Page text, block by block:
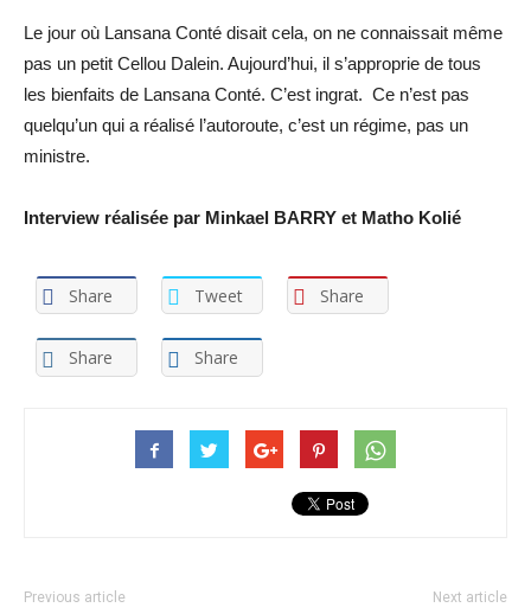
Le jour où Lansana Conté disait cela, on ne connaissait même
pas un petit Cellou Dalein. Aujourd’hui, il s’approprie de tous
les bienfaits de Lansana Conté. C’est ingrat. Ce n’est pas
quelqu’un qui a réalisé l’autoroute, c’est un régime, pas un
ministre.
Interview réalisée par Minkael BARRY et Matho Kolié
Share Tweet Share
Share Share
Previous article Next article